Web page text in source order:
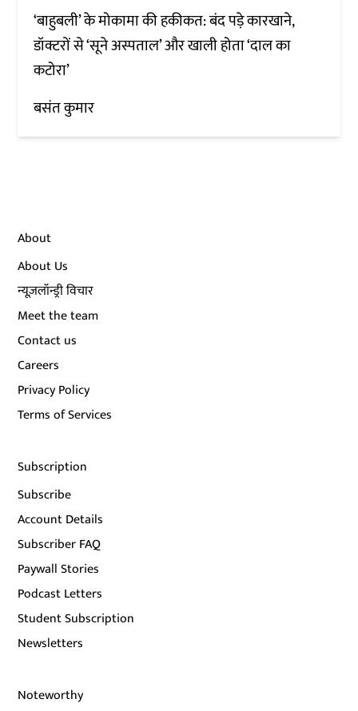
‘बाहुबली’ के मोकामा की हकीकत: बंद पड़े कारखाने,
डॉक्टरों से ‘सूने अस्पताल’ और खाली होता ‘दाल का
कटोरा’
बसंत कुमार
About
About Us
न्यूज़लॉन्ड्री विचार
Meet the team
Contact us
Careers
Privacy Policy
Terms of Services
Subscription
Subscribe
Account Details
Subscriber FAQ
Paywall Stories
Podcast Letters
Student Subscription
Newsletters
Noteworthy